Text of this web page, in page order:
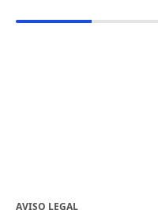
AVISO LEGAL